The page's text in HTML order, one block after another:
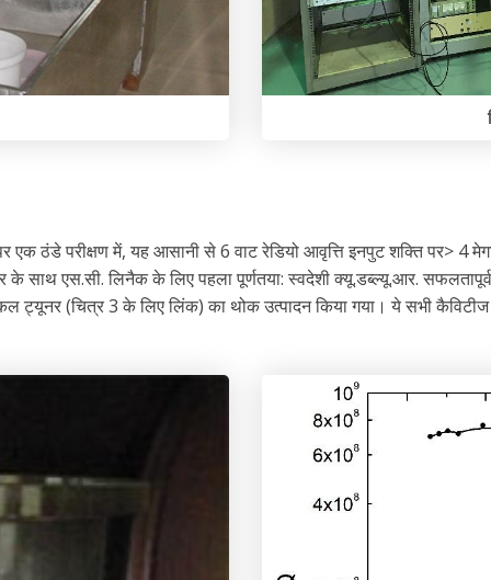
ठंडे परीक्षण में, यह आसानी से 6 वाट रेडियो आवृत्ति इनपुट शक्ति पर> 4
साथ एस.सी. लिनैक के लिए पहला पूर्णतया: स्वदेशी क्यू.डब्ल्यू.आर.
(चित्र 3 के लिए लिंक) का थोक उत्पादन किया गया। ये सभी कैविटीज